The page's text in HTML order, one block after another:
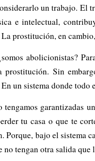
un trabajo. El
e intelectual,
prostitución, en
abolicionistas?
prostitución. Sin
un sistema donde
tengamos garantizadas
tu casa o que te
Porque, bajo el sistema
no tengan otra salida